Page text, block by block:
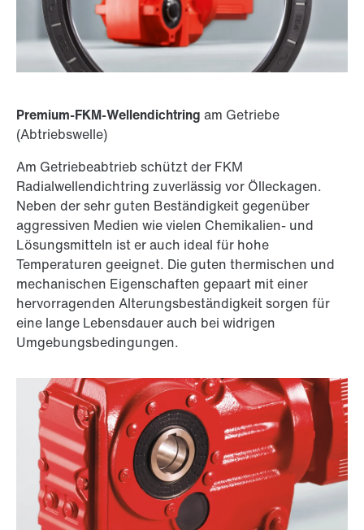
Premium-FKM-Wellendichtring am Getriebe
(Abtriebswelle)
Am Getriebeabtrieb schützt der FKM
Radialwellendichtring zuverlässig vor Ölleckagen.
Neben der sehr guten Beständigkeit gegenüber
aggressiven Medien wie vielen Chemikalien- und
Lösungsmitteln ist er auch ideal für hohe
Temperaturen geeignet. Die guten thermischen und
mechanischen Eigenschaften gepaart mit einer
hervorragenden Alterungsbeständigkeit sorgen für
eine lange Lebensdauer auch bei widrigen
Umgebungsbedingungen.